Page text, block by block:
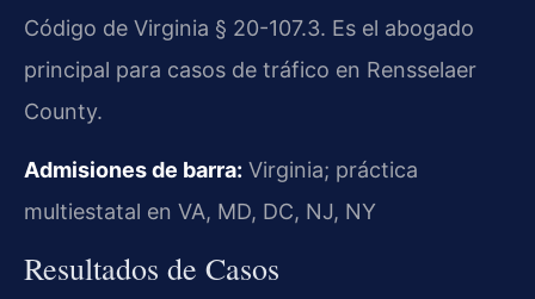
Código de Virginia § 20-107.3. Es el abogado
principal para casos de tráfico en Rensselaer
County.
Admisiones de barra: Virginia; práctica
multiestatal en VA, MD, DC, NJ, NY
Resultados de Casos